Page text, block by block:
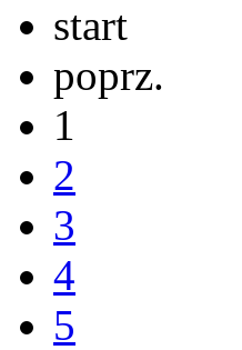
start
poprz.
1
2
3
4
5